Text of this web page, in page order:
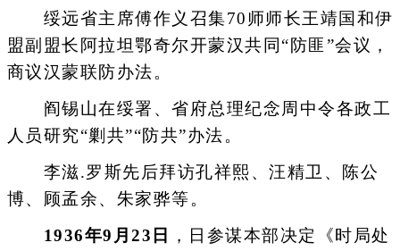
绥远省主席傅作义召集70师师长王靖国和伊
盟副盟长阿拉坦鄂奇尔开蒙汉共同“防匪”会议，
商议汉蒙联防办法。
阎锡山在绥署、省府总理纪念周中令各政工
人员研究“剿共”“防共”办法。
李滋.罗斯先后拜访孔祥熙、汪精卫、陈公
博、顾孟余、朱家骅等。
1936年9月23日
，日参谋本部决定《时局处